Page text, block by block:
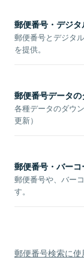
郵便番号・デジ
郵便番号とデジタ
を提供。
郵便番号データ
各種データのダウ
更新）
郵便番号・バー
郵便番号や、バー
す。
郵便番号検索に